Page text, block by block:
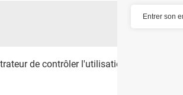
de contrôler l'utilisation d'un PC.